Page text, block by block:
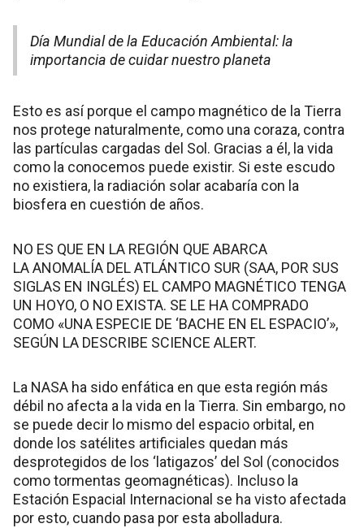
Día Mundial de la Educación Ambiental: la
importancia de cuidar nuestro planeta
Esto es así porque el campo magnético de la Tierra
nos protege naturalmente, como una coraza, contra
las partículas cargadas del Sol. Gracias a él, la vida
como la conocemos puede existir. Si este escudo
no existiera, la radiación solar acabaría con la
biosfera en cuestión de años.
NO ES QUE EN LA REGIÓN QUE ABARCA
LA ANOMALÍA DEL ATLÁNTICO SUR (SAA, POR SUS
SIGLAS EN INGLÉS) EL CAMPO MAGNÉTICO TENGA
UN HOYO, O NO EXISTA. SE LE HA COMPRADO
COMO «UNA ESPECIE DE ‘BACHE EN EL ESPACIO’»,
SEGÚN LA DESCRIBE SCIENCE ALERT.
La NASA ha sido enfática en que esta región más
débil no afecta a la vida en la Tierra. Sin embargo, no
se puede decir lo mismo del espacio orbital, en
donde los satélites artificiales quedan más
desprotegidos de los ‘latigazos’ del Sol (conocidos
como tormentas geomagnéticas). Incluso la
Estación Espacial Internacional se ha visto afectada
por esto, cuando pasa por esta abolladura.